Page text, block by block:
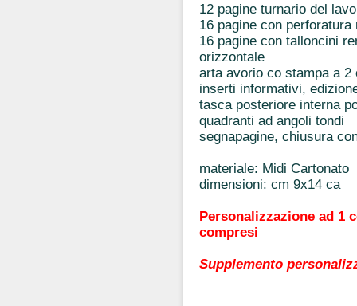
12 pagine turnario del
16 pagine con
16 pagine con talloncini
orizzontale
arta avorio co stampa a 2
inserti informativi,
tasca posteriore interna
quadranti ad angoli tondi
segnapagine, chiusura
materiale: Midi Cartonato
dimensioni: cm 9x14 ca
Personalizzazione ad 1
compresi
Supplemento